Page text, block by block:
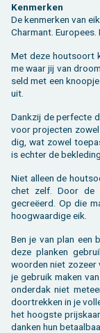
Ken­mer­ken
De ken­mer­ken van
Char­mant. Eu­ro­pees.
Met deze hout­soort
me waar jij van
seld met een
uit.
Dank­zij de per­fec­te
voor pro­jec­ten
dig, wat zowel
is ech­ter de
Niet al­leen de
chet zelf. Door de
gecreëerd. Op die
hoog­waar­di­ge eik.
Ben je van plan een
deze plan­ken
woor­den niet zo­zeer
je ge­bruik maken
on­der­dak niet
door­trek­ken in je
het hoog­ste
dan­ken hun